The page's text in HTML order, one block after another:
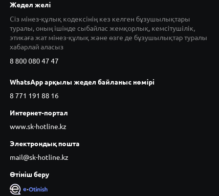
Жедел желі
Сіз мінез-құлық кодексінің кез келген бұзушылықтары
туралы, оның ішінде сыбайлас жемқорлық, кемсітушілік,
этикаға жат мінез-құлық және өзге де бұзушылықтар туралы
хабарлай аласыз
8 800 080 47 47
WhatsApp арқылы жедел байланыс нөмірі
8 771 191 88 16
Интернет-портал
www.sk-hotline.kz
Электрондық пошта
mail@sk-hotline.kz
Өтініш беру